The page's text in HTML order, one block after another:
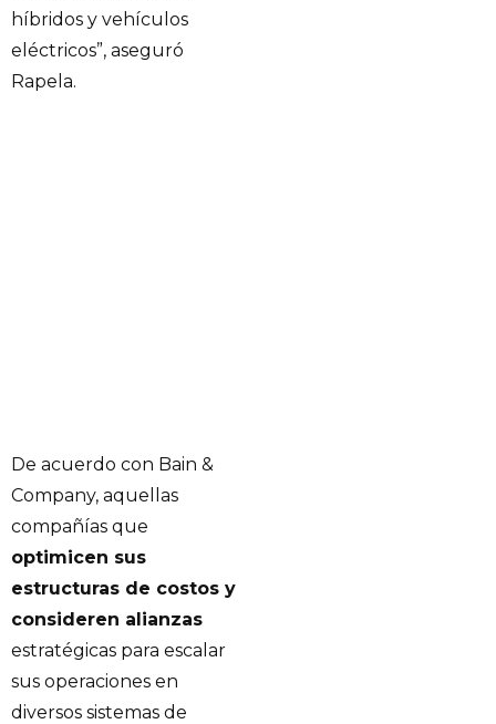
híbridos y vehículos
eléctricos”, aseguró
Rapela.
De acuerdo con Bain &
Company, aquellas
compañías que
optimicen sus
estructuras de costos y
consideren alianzas
estratégicas para escalar
sus operaciones en
diversos sistemas de